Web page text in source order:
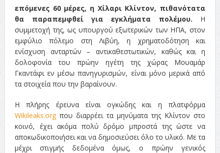
επόμενες 60 μέρες, η Χίλαρι Κλίντον, πιθανότατα
θα παραπεμφθεί για εγκλήματα πολέμου. Η
συμμετοχή της, ως υπουργού εξωτερικών των ΗΠΑ, στον
εμφύλιο πόλεμο στη Λιβύη, η χρηματοδότηση και
ενίσχυση ανταρτών – αντικαθεστωτικών, καθώς και η
δολοφονία του πρώην ηγέτη της χώρας Μουαμάρ
Γκαντάφι εν μέσω πανηγυρισμών, είναι μόνο μερικά από
τα στοιχεία που την βαραίνουν.
Η πλήρης έρευνα είναι ογκώδης και η πλατφόρμα
Wikileaks.orgπου διαρρέει τα μηνύματα της Κλίντον στο
κοινό, έχει ακόμα πολύ δρόμο μπροστά της ώστε να
αποκωδικοποιήσει και να δημοσιεύσει όλο το υλικό. Με τα
μέχρι στιγμής δεδομένα όμως, ο πρώην γενικός